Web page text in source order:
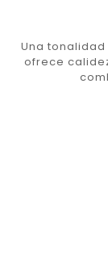
Una
ofrece